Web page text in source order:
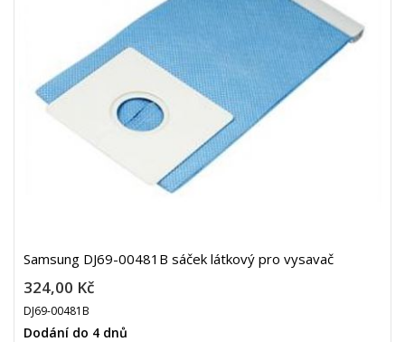
Samsung DJ69-00481B sáček látkový pro vysavač
324,00 Kč
DJ69-00481B
Dodání do 4 dnů